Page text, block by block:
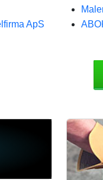
ApS